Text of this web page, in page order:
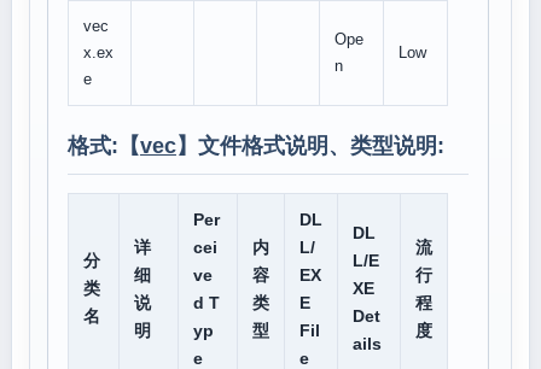
vec
x.ex
e
Ope
n
Low
格式:【vec】文件格式说明、类型说明:
分
类
名
详
细
说
明
Per
cei
ve
d T
yp
e
内
容
类
型
DL
L/
EX
E
Fil
e
DL
L/E
XE
Det
ails
流
行
程
度